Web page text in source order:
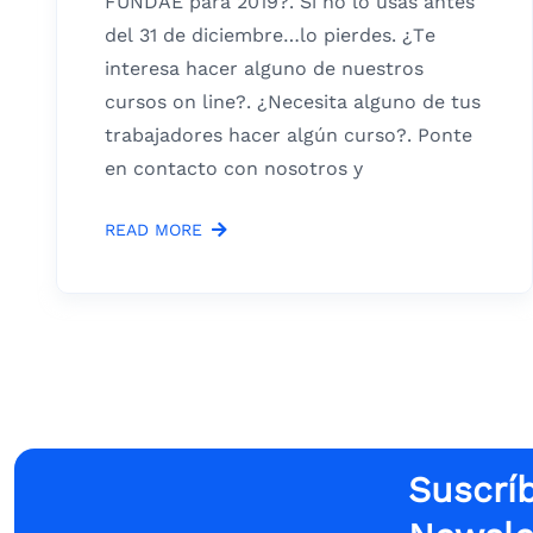
del 31 de diciembre…lo pierdes. ¿Te
interesa hacer alguno de nuestros
cursos on line?. ¿Necesita alguno de tus
trabajadores hacer algún curso?. Ponte
en contacto con nosotros y
READ MORE